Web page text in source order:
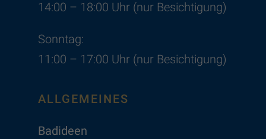
14:00 – 18:00 Uhr (nur Besichtigung)
Sonntag:
11:00 – 17:00 Uhr (nur Besichtigung)
ALLGEMEINES
Badideen